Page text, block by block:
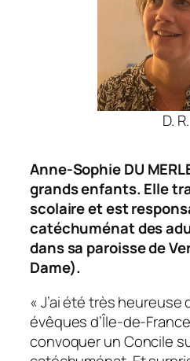
D. R.
Anne-Sophie DU
grands enfants. Elle
scolaire et est
catéchuménat des
dans sa paroisse de
Dame).
« J’ai été très heureuse
évêques d’Île-de-
convoquer un Concile